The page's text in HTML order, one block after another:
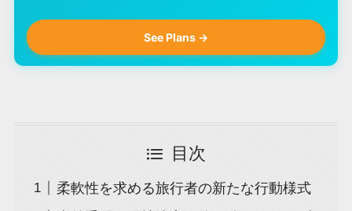
See Plans →
目次
柔軟性を求める旅行者の新たな行動様式